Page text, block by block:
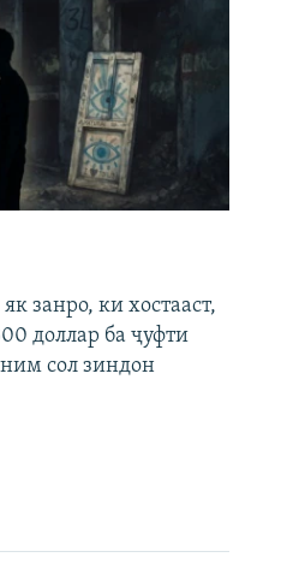
занро, ки хостааст,
доллар ба ҷуфти
сол зиндон